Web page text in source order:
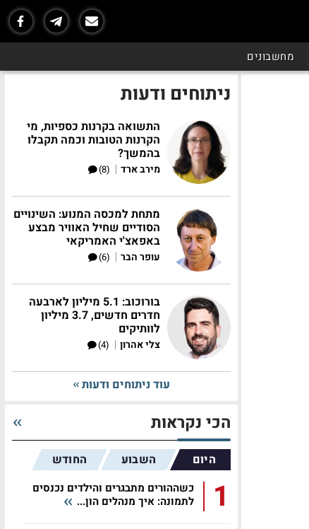
מחשבונים
ניתוחים ודעות
התשואה בקרנות כספיות, מי
הקרנות הטובות וכמה תקבלו
בהמשך?
מירב ארד |
(8)
מתחת למכסה המנוע: השינויים
הסודיים שחיל האוויר מבצע
באפאצ'י האמריקאי
עופר הבר |
(6)
בורוכוב: 5.1 מיליון לארבעה
חדרים חדשים, 3.7 מיליון
לוותיקים
צלי אהרון |
(4)
עוד ניתוחים ודעות
הכי נקראות
היום השבוע החודש
1
כשההורים מתבגרים והילדים נכנסים
לתמונה: איך מנהלים הון...